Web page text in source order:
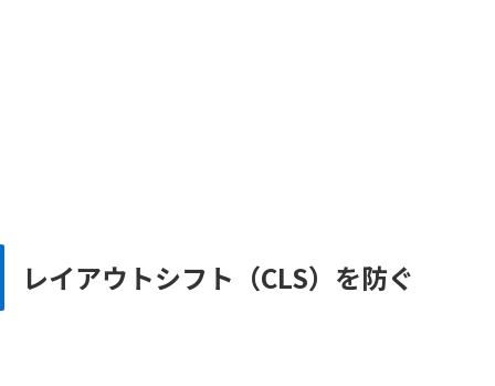
レイアウトシフト（CLS）を防ぐ